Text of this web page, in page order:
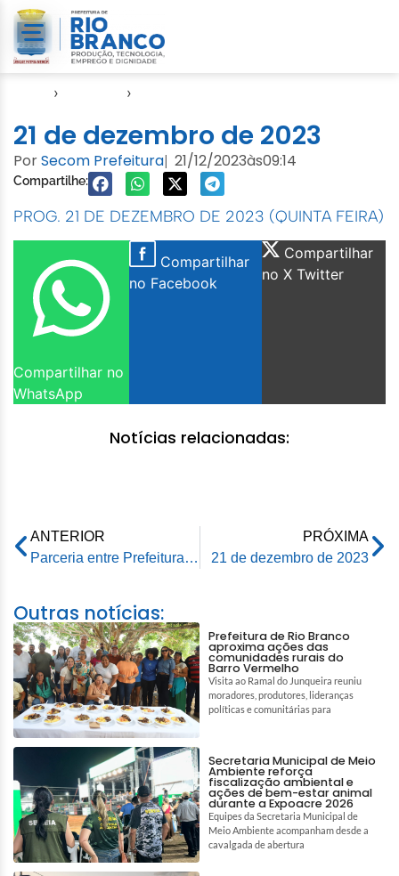
› ›
21 de dezembro de 2023
PorSecom Prefeitura| 21/12/2023às09:14
Compartilhe:
PROG. 21 DE DEZEMBRO DE 2023 (QUINTA FEIRA)
Compartilhar no
WhatsApp
Compartilhar
no Facebook
Compartilhar
no X Twitter
Notícias relacionadas:
ANTERIOR
Parceria entre Prefeitura e LBV garante 300 cestas básicas para famílias assistidas pelos CRAS da capital
PRÓXIMA
21 de dezembro de 2023
Outras notícias:
Prefeitura de Rio Branco
aproxima ações das
comunidades rurais do
Barro Vermelho
Visita ao Ramal do Junqueira reuniu
moradores, produtores, lideranças
políticas e comunitárias para
Secretaria Municipal de Meio
Ambiente reforça
fiscalização ambiental e
ações de bem-estar animal
durante a Expoacre 2026
Equipes da Secretaria Municipal de
Meio Ambiente acompanham desde a
cavalgada de abertura